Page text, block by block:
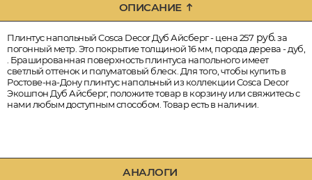
ОПИСАНИЕ
Плинтус напольный Cosca Decor Дуб Айсберг - цена 257 руб.за
погонный метр. Это покрытие толщиной 16 мм, порода дерева - дуб,
. Брашированная поверхность плинтуса напольного имеет
светлый оттенок и полуматовый блеск. Для того, чтобы купить в
Ростове-на-Дону плинтус напольный из коллекции Cosca Decor
Экошпон Дуб Айсберг, положите товар в корзину или свяжитесь с
нами любым доступным способом. Товар есть в наличии.
АНАЛОГИ